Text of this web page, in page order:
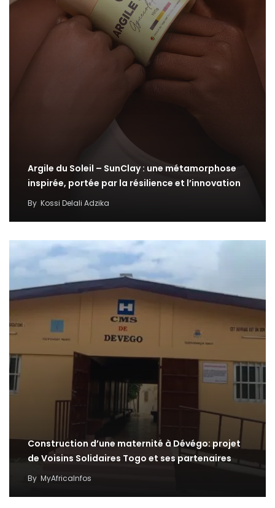
Argile du Soleil – SunClay : une métamorphose
inspirée, portée par la résilience et l’innovation
By Kossi Delali Adzika
Construction d’une maternité à Dévégo: projet
de Voisins Solidaires Togo et ses partenaires
By MyAfricaInfos